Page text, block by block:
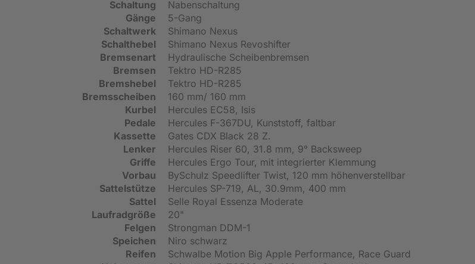
Schaltung
Nabenschaltung
Gänge
5-Gang
Schaltwerk
Shimano Nexus
Schalthebel
Shimano Nexus Revoshifter
Bremsenart
Hydraulische Scheibenbremsen
Bremsen
Tektro HD-R285
Bremshebel
Tektro HD-R285
Bremsscheiben
160 mm/ 160 mm
Kurbel
Hercules EC58, Isis
Pedale
Hercules F-367DU, Kunststoff, faltbar
Kassette
Gates CDX Black 28 Z.
Lenker
Hercules Riser 60, 31.8 mm, 9° Backsweep
Griffe
Hercules Ergo Tour, mit integrierter Klemmung
Vorbau
BySchulz Speedlifter Twist, 120 mm höhenverstellbar
Sattelstütze
Hercules SP-719, AL, 30.9mm, 400 mm
Sattel
Selle Royal Essenza Moderate
Laufradgröße
20"
Felgen
Strongman DDM-1
Speichen
Niro schwarz
Reifen
Schwalbe Motion Big Apple Performance, Race Guard